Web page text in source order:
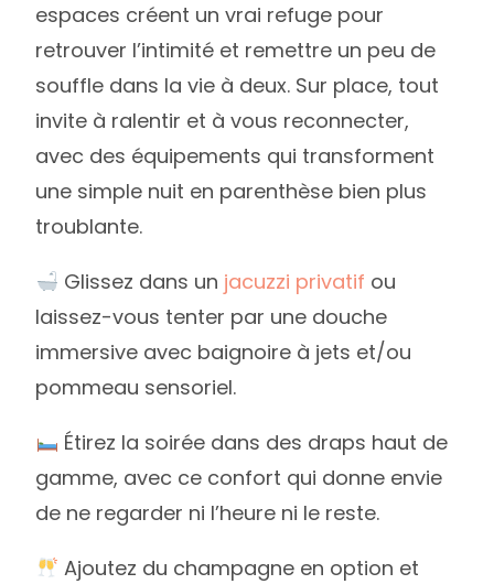
espaces créent un vrai refuge pour
retrouver l’intimité et remettre un peu de
souffle dans la vie à deux. Sur place, tout
invite à ralentir et à vous reconnecter,
avec des équipements qui transforment
une simple nuit en parenthèse bien plus
troublante.
Glissez dans un jacuzzi privatif ou
laissez-vous tenter par une douche
immersive avec baignoire à jets et/ou
pommeau sensoriel.
Étirez la soirée dans des draps haut de
gamme, avec ce confort qui donne envie
de ne regarder ni l’heure ni le reste.
Ajoutez du champagne en option et